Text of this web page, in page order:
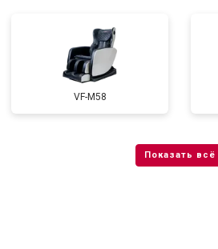
VF-M58